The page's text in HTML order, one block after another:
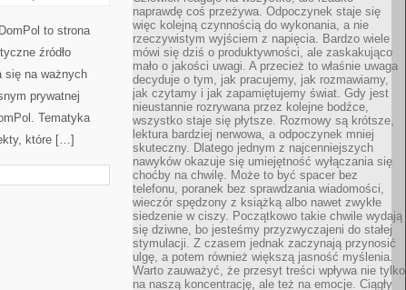
to strona
źródło
się na ważnych
prywatnej
Tematyka
które […]
naprawdę coś przeżywa. Odpoczynek staje się
więc kolejną czynnością do wykonania, a nie
rzeczywistym wyjściem z napięcia. Bardzo wiele
mówi się dziś o produktywności, ale zaskakująco
mało o jakości uwagi. A przecież to właśnie uwaga
decyduje o tym, jak pracujemy, jak rozmawiamy,
jak czytamy i jak zapamiętujemy świat. Gdy jest
nieustannie rozrywana przez kolejne bodźce,
wszystko staje się płytsze. Rozmowy są krótsze,
lektura bardziej nerwowa, a odpoczynek mniej
skuteczny. Dlatego jednym z najcenniejszych
nawyków okazuje się umiejętność wyłączania się
choćby na chwilę. Może to być spacer bez
telefonu, poranek bez sprawdzania wiadomości,
wieczór spędzony z książką albo nawet zwykłe
siedzenie w ciszy. Początkowo takie chwile wydają
się dziwne, bo jesteśmy przyzwyczajeni do stałej
stymulacji. Z czasem jednak zaczynają przynosić
ulgę, a potem również większą jasność myślenia.
Warto zauważyć, że przesyt treści wpływa nie tylko
na naszą koncentrację, ale też na emocje. Ciągły